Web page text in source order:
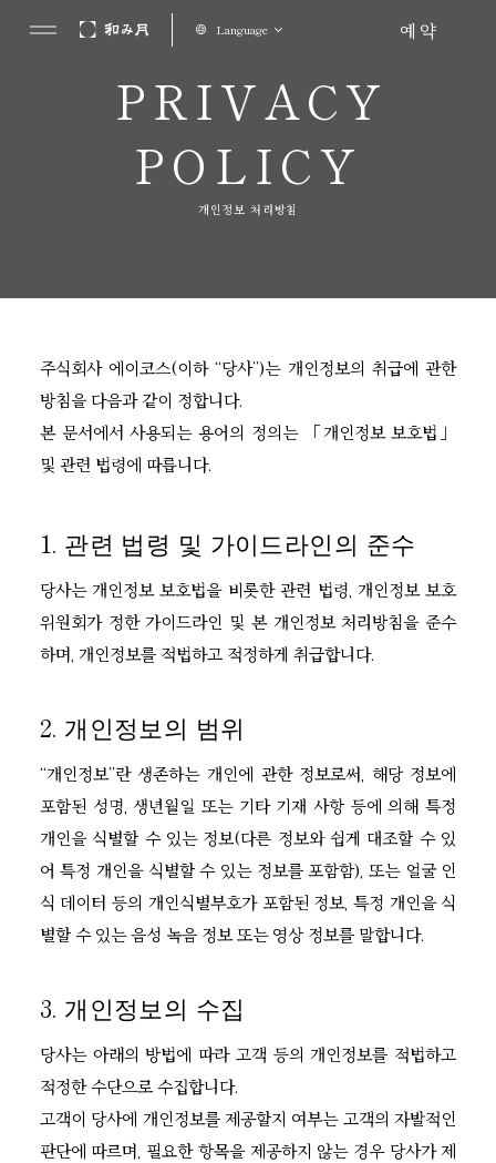
Language 예약
PRIVACY
POLICY
개인정보 처리방침
주식회사 에이코스(이하 “당사”)는 개인정보의 취급에 관한
방침을 다음과 같이 정합니다.
본 문서에서 사용되는 용어의 정의는 「개인정보 보호법」
및 관련 법령에 따릅니다.
1. 관련 법령 및 가이드라인의 준수
당사는 개인정보 보호법을 비롯한 관련 법령, 개인정보 보호
위원회가 정한 가이드라인 및 본 개인정보 처리방침을 준수
하며, 개인정보를 적법하고 적정하게 취급합니다.
2. 개인정보의 범위
“개인정보”란 생존하는 개인에 관한 정보로써, 해당 정보에
포함된 성명, 생년월일 또는 기타 기재 사항 등에 의해 특정
개인을 식별할 수 있는 정보(다른 정보와 쉽게 대조할 수 있
어 특정 개인을 식별할 수 있는 정보를 포함함), 또는 얼굴 인
식 데이터 등의 개인식별부호가 포함된 정보, 특정 개인을 식
별할 수 있는 음성 녹음 정보 또는 영상 정보를 말합니다.
3. 개인정보의 수집
당사는 아래의 방법에 따라 고객 등의 개인정보를 적법하고
적정한 수단으로 수집합니다.
고객이 당사에 개인정보를 제공할지 여부는 고객의 자발적인
판단에 따르며, 필요한 항목을 제공하지 않는 경우 당사가 제